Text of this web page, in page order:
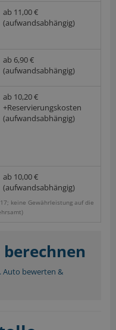
ab 11,00 €
(aufwandsabhängig)
ab 6,90 €
(aufwandsabhängig)
ab 10,20 €
+Reservierungskosten
(aufwandsabhängig)
ab 10,00 €
(aufwandsabhängig)
keine Gewährleistung auf die
Auto bewerten &